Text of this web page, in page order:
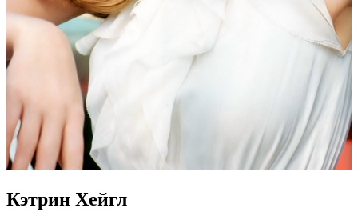
Кэтрин Хейгл